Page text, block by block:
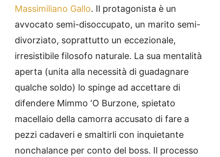
Massimiliano Gallo. Il protagonista è un
avvocato semi-disoccupato, un marito semi-
divorziato, soprattutto un eccezionale,
irresistibile filosofo naturale. La sua mentalità
aperta (unita alla necessità di guadagnare
qualche soldo) lo spinge ad accettare di
difendere Mimmo ‘O Burzone, spietato
macellaio della camorra accusato di fare a
pezzi cadaveri e smaltirli con inquietante
nonchalance per conto del boss. Il processo